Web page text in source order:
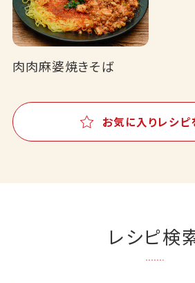
肉肉麻婆焼きそば
お気に入りレシピ
レシピ検